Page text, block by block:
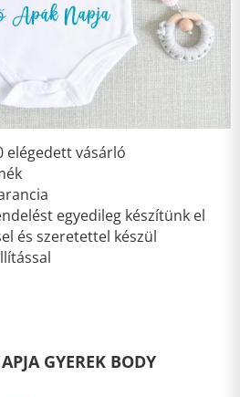
elégedett vásárló
egyedileg készítünk el
és szeretettel készül
GYEREK BODY